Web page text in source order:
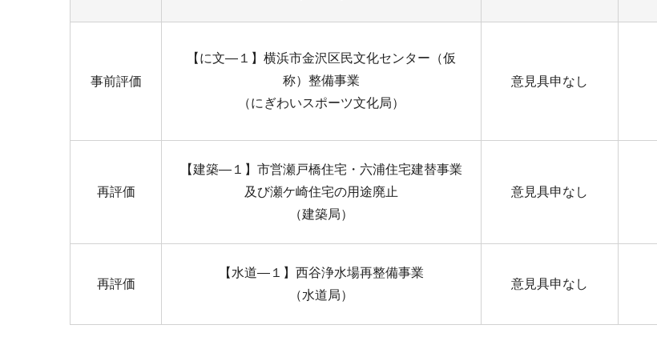
事前評価
【に文―１】横浜市金沢区民文化センター（仮
称）整備事業
（にぎわいスポーツ文化局）
意見具申なし
再評価
【建築―１】市営瀬戸橋住宅・六浦住宅建替事業
及び瀬ケ崎住宅の用途廃止
（建築局）
意見具申なし
再評価
【水道―１】西谷浄水場再整備事業
（水道局）
意見具申なし